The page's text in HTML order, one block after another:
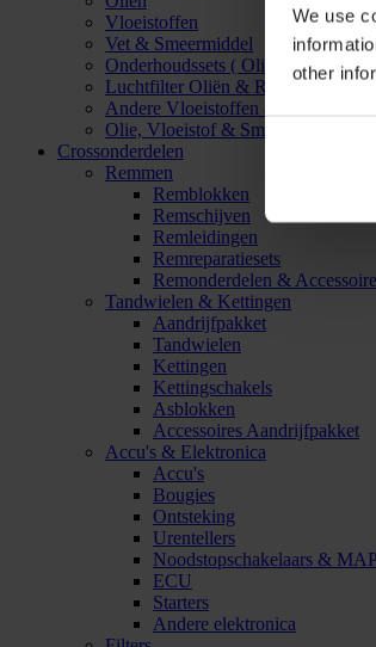
We use
other
Vloeistoffen
Vet & Smeermiddel
Onderhoudssets ( Olie & Filter)
Luchtfilter Oliën & Reinigers
Andere Vloeistoffen &
Olie, Vloeistof & Smeermiddel
Crossonderdelen
Remmen
Remblokken
Remschijven
Remleidingen
Remreparatiesets
Remonderdelen &
Tandwielen & Kettingen
Aandrijfpakket
Tandwielen
Kettingen
Kettingschakels
Asblokken
Accessoires Aandrijfpakket
Accu's & Elektronica
Accu's
Bougies
Ontsteking
Urentellers
Noodstopschakelaars &
ECU
Starters
Andere elektronica